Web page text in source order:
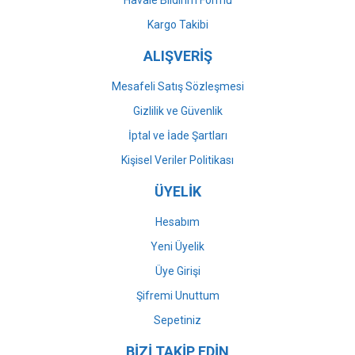
Gönder
Kargo Takibi
ALIŞVERİŞ
Mesafeli Satış Sözleşmesi
Gizlilik ve Güvenlik
İptal ve İade Şartları
Kişisel Veriler Politikası
ÜYELİK
Hesabım
Yeni Üyelik
Üye Girişi
Şifremi Unuttum
Sepetiniz
BİZİ TAKİP EDİN